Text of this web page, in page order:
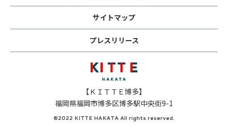
サイトマップ
プレスリリース
【ＫＩＴＴＥ博多】
福岡県福岡市博多区博多駅中央街9-1
©2022 KITTE HAKATA All rights reserved.